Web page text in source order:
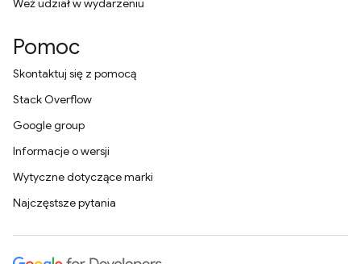
Weź udział w wydarzeniu
Pomoc
Skontaktuj się z pomocą
Stack Overflow
Google group
Informacje o wersji
Wytyczne dotyczące marki
Najczęstsze pytania